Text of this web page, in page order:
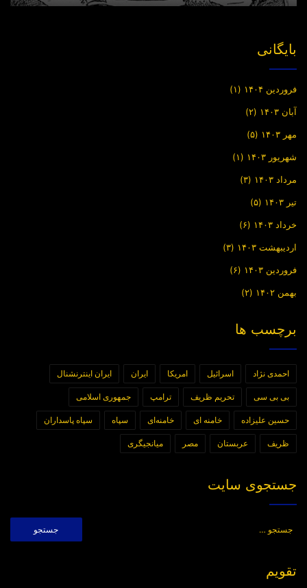
بایگانی
فروردین ۱۴۰۴ (۱)
آبان ۱۴۰۳ (۲)
مهر ۱۴۰۳ (۵)
شهریور ۱۴۰۳ (۱)
مرداد ۱۴۰۳ (۳)
تیر ۱۴۰۳ (۵)
خرداد ۱۴۰۳ (۶)
اردیبهشت ۱۴۰۳ (۳)
فروردین ۱۴۰۳ (۶)
بهمن ۱۴۰۲ (۲)
برچسب ها
احمدی نژاد اسرائیل امریکا ایران ایران اینترنشنال
بی بی سی تحریم ظریف ترامپ جمهوری اسلامی
حسین علیزاده خامنه ای خامنه‌ای سپاه سپاه پاسداران
ظریف عربستان مصر میانجیگری
جستجوی سایت
تقویم